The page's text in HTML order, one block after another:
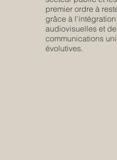
premier ordre à
grâce à
audiovisuelles et de
communications
évolutives.